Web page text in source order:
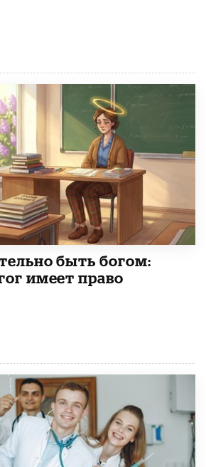
быть богом:
имеет право